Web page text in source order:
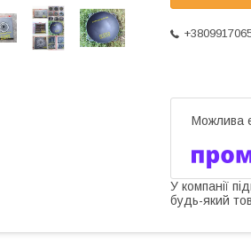
У компанії
будь-який